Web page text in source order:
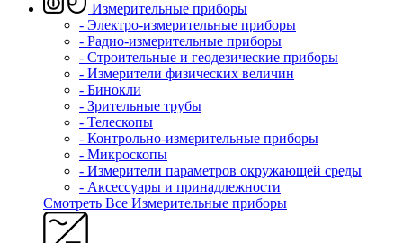
Измерительные приборы
- Электро-измерительные приборы
- Радио-измерительные приборы
- Строительные и геодезические приборы
- Измерители физических величин
- Бинокли
- Зрительные трубы
- Телескопы
- Контрольно-измерительные приборы
- Микроскопы
- Измерители параметров окружающей среды
- Аксессуары и принадлежности
Смотреть Все Измерительные приборы